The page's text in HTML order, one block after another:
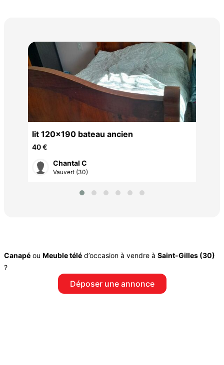
lit 120x190 bateau ancien
40 €
Chantal C
Vauvert (30)
Canapé ou Meuble télé d’occasion à vendre à Saint-Gilles (30)
?
Déposer une annonce